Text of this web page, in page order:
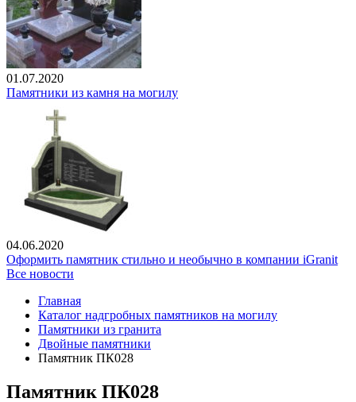
01.07.2020
Памятники из камня на могилу
04.06.2020
Оформить памятник стильно и необычно в компании iGranit
Все новости
Главная
Каталог надгробных памятников на могилу
Памятники из гранита
Двойные памятники
Памятник ПК028
Памятник ПК028